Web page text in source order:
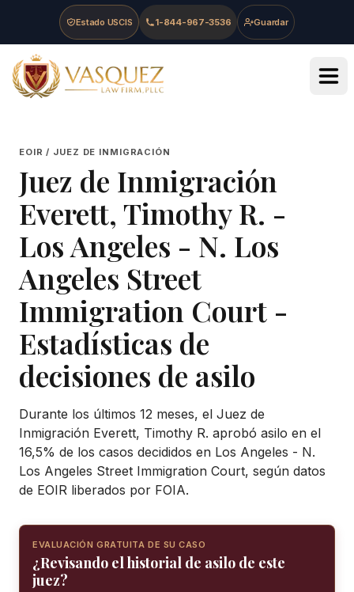
Skip to main content
Skip to navigation
Skip to footer
Estado USCIS 1-844-967-3536 Guardar
Vasquez Law Firm - Home
EOIR / JUEZ DE INMIGRACIÓN
Juez de Inmigración
Everett, Timothy R. -
Los Angeles - N. Los
Angeles Street
Immigration Court -
Estadísticas de
decisiones de asilo
Durante los últimos 12 meses, el Juez de
Inmigración Everett, Timothy R. aprobó asilo en el
16,5% de los casos decididos en Los Angeles - N.
Los Angeles Street Immigration Court, según datos
de EOIR liberados por FOIA.
EVALUACIÓN GRATUITA DE SU CASO
¿Revisando el historial de asilo de este
juez?